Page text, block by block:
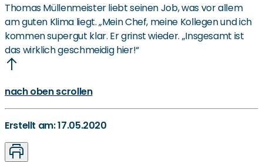
Thomas Müllenmeister liebt seinen Job, was vor allem
am guten Klima liegt. „Mein Chef, meine Kollegen und ich
kommen supergut klar. Er grinst wieder. „Insgesamt ist
das wirklich geschmeidig hier!“
nach oben scrollen
Erstellt am: 17.05.2020